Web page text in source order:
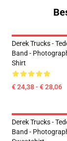
Derek Trucks -
Band -
Shirt
€ 24,38 - € 28,06
Derek Trucks -
Band -